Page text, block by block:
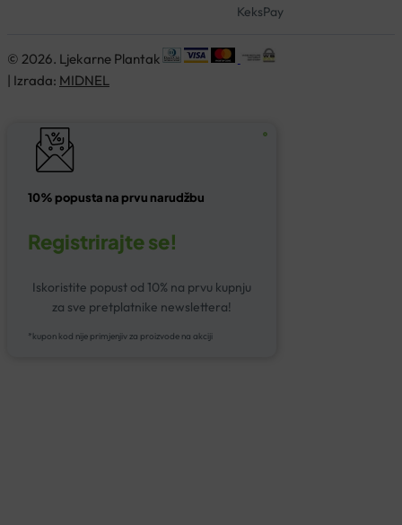
KeksPay
© 2026. Ljekarne Plantak
| Izrada: MIDNEL
10% popusta na prvu narudžbu
Registrirajte se!
Iskoristite popust od 10% na prvu kupnju
za sve pretplatnike newslettera!
*kupon kod nije primjenjiv za proizvode na akciji